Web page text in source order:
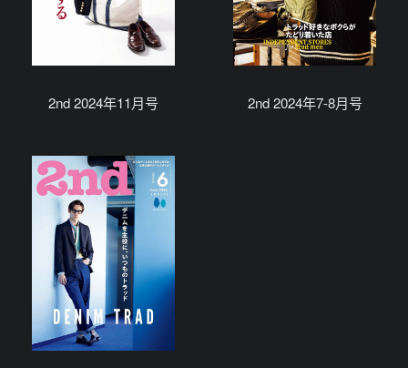
2nd 2024年11月号 2nd 2024年7-8月号